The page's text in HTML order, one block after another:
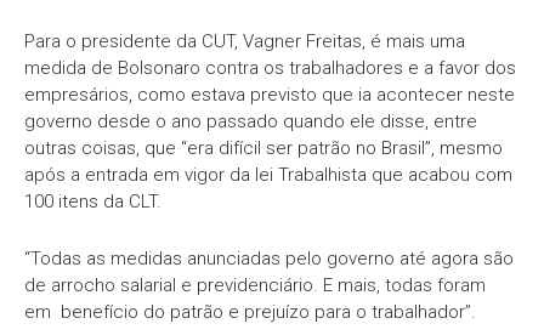
Para o presidente da CUT, Vagner Freitas, é mais uma
medida de Bolsonaro contra os trabalhadores e a favor dos
empresários, como estava previsto que ia acontecer neste
governo desde o ano passado quando ele disse, entre
outras coisas, que “era difícil ser patrão no Brasil”, mesmo
após a entrada em vigor da lei Trabalhista que acabou com
100 itens da CLT.
“Todas as medidas anunciadas pelo governo até agora são
de arrocho salarial e previdenciário. E mais, todas foram
em benefício do patrão e prejuízo para o trabalhador”.